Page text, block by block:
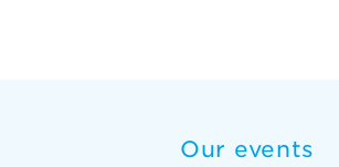
Our events